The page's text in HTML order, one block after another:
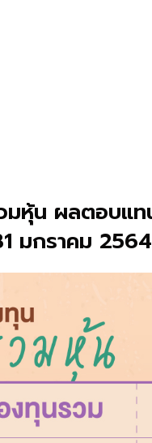
มหุ้น ผลตอบแ
มกราคม 2564